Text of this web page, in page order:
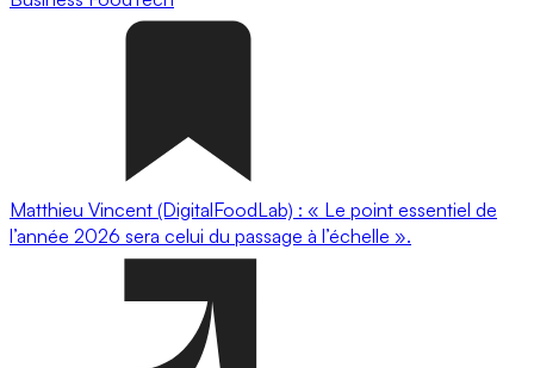
Matthieu Vincent (DigitalFoodLab) : « Le point essentiel de
l’année 2026 sera celui du passage à l’échelle ».